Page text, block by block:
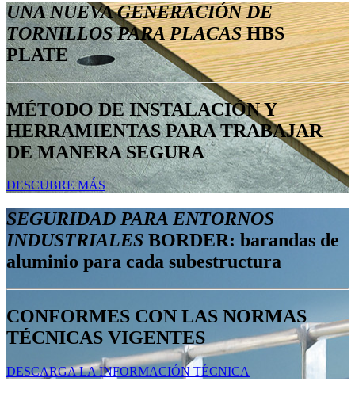
UNA NUEVA GENERACIÓN DE
TORNILLOS PARA PLACAS HBS
PLATE
MÉTODO DE INSTALACIÓN Y
HERRAMIENTAS PARA TRABAJAR
DE MANERA SEGURA
DESCUBRE MÁS
SEGURIDAD PARA ENTORNOS
INDUSTRIALES BORDER: barandas de
aluminio para cada subestructura
CONFORMES CON LAS NORMAS
TÉCNICAS VIGENTES
DESCARGA LA INFORMACIÓN TÉCNICA